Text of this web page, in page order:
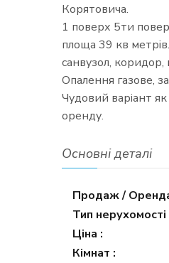
Корятовича.
1 поверх 5ти
площа 39 кв
санвузол, коридор,
Опалення газове,
Чудовий варіант
оренду.
Основні деталі
Продаж /
Тип нерухомості
Ціна :
Кімнат :